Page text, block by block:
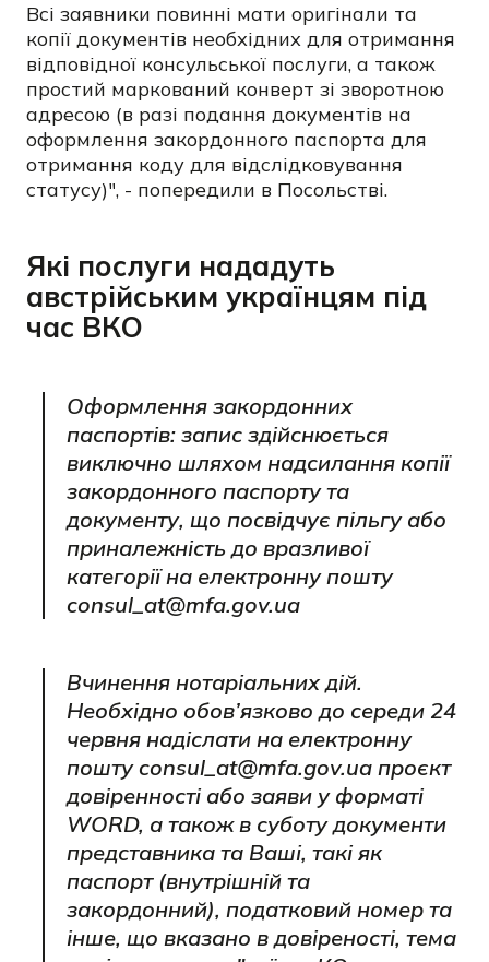
Всі заявники повинні мати оригінали та
копії документів необхідних для отримання
відповідної консульської послуги, а також
простий маркований конверт зі зворотною
адресою (в разі подання документів на
оформлення закордонного паспорта для
отримання коду для відслідковування
статусу)", - попередили в Посольстві.
Які послуги нададуть
австрійським українцям під
час ВКО
Оформлення закордонних
паспортів: запис здійснюється
виключно шляхом надсилання копії
закордонного паспорту та
документу, що посвідчує пільгу або
приналежність до вразливої
категорії на електронну пошту
consul_at@mfa.gov.ua
Вчинення нотаріальних дій.
Необхідно обов’язково до середи 24
червня надіслати на електронну
пошту consul_at@mfa.gov.ua проєкт
довіренності або заяви у форматі
WORD, а також в суботу документи
представника та Ваші, такі як
паспорт (внутрішній та
закордонний), податковий номер та
інше, що вказано в довіреності, тема